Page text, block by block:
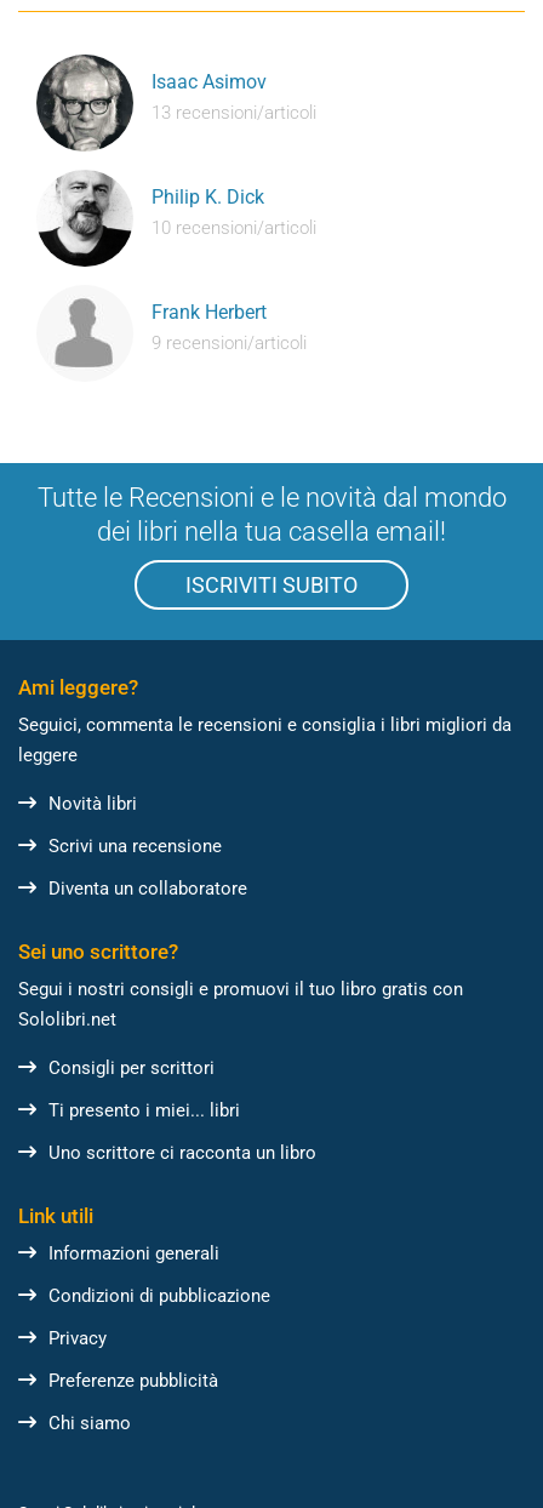
Isaac Asimov
13 recensioni/articoli
Philip K. Dick
10 recensioni/articoli
Frank Herbert
9 recensioni/articoli
Tutte le Recensioni e le novità dal mondo
dei libri nella tua casella email!
ISCRIVITI SUBITO
Ami leggere?
Seguici, commenta le recensioni e consiglia i libri migliori da
leggere
Novità libri
Scrivi una recensione
Diventa un collaboratore
Sei uno scrittore?
Segui i nostri consigli e promuovi il tuo libro gratis con
Sololibri.net
Consigli per scrittori
Ti presento i miei... libri
Uno scrittore ci racconta un libro
Link utili
Informazioni generali
Condizioni di pubblicazione
Privacy
Preferenze pubblicità
Chi siamo